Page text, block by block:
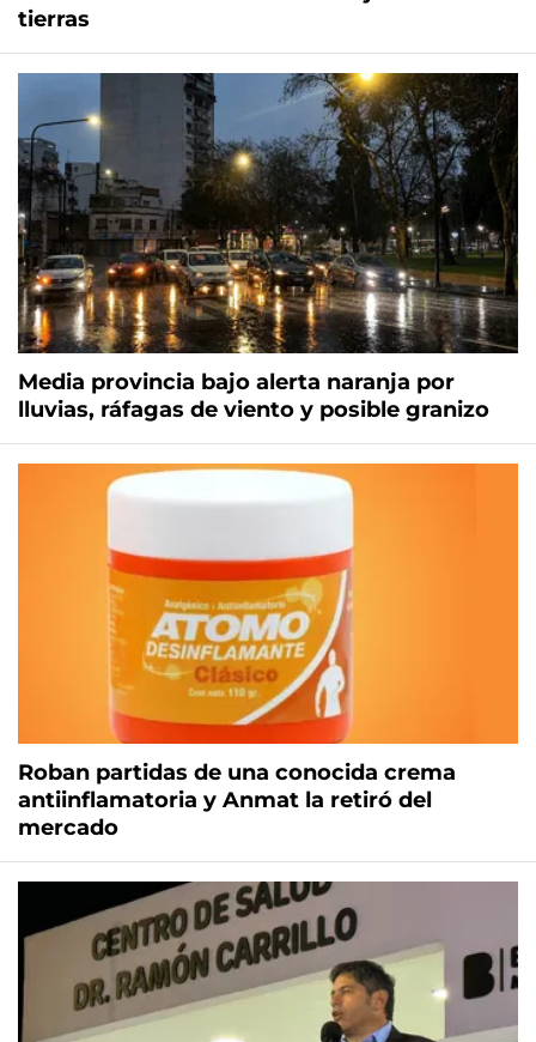
tierras
Media provincia bajo alerta naranja por
lluvias, ráfagas de viento y posible granizo
Roban partidas de una conocida crema
antiinflamatoria y Anmat la retiró del
mercado